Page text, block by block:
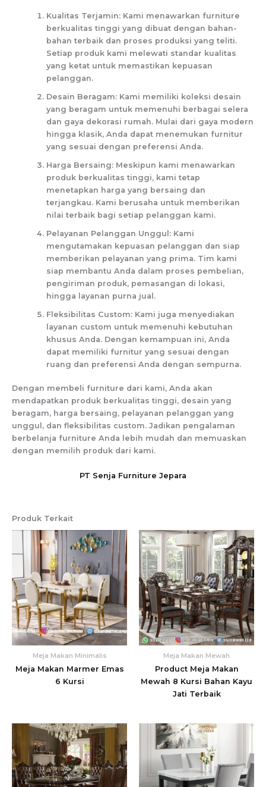
Kualitas Terjamin: Kami menawarkan furniture
berkualitas tinggi yang dibuat dengan bahan-
bahan terbaik dan proses produksi yang teliti.
Setiap produk kami melewati standar kualitas
yang ketat untuk memastikan kepuasan
pelanggan.
Desain Beragam: Kami memiliki koleksi desain
yang beragam untuk memenuhi berbagai selera
dan gaya dekorasi rumah. Mulai dari gaya modern
hingga klasik, Anda dapat menemukan furnitur
yang sesuai dengan preferensi Anda.
Harga Bersaing: Meskipun kami menawarkan
produk berkualitas tinggi, kami tetap
menetapkan harga yang bersaing dan
terjangkau. Kami berusaha untuk memberikan
nilai terbaik bagi setiap pelanggan kami.
Pelayanan Pelanggan Unggul: Kami
mengutamakan kepuasan pelanggan dan siap
memberikan pelayanan yang prima. Tim kami
siap membantu Anda dalam proses pembelian,
pengiriman produk, pemasangan di lokasi,
hingga layanan purna jual.
Fleksibilitas Custom: Kami juga menyediakan
layanan custom untuk memenuhi kebutuhan
khusus Anda. Dengan kemampuan ini, Anda
dapat memiliki furnitur yang sesuai dengan
ruang dan preferensi Anda dengan sempurna.
Dengan membeli furniture dari kami, Anda akan
mendapatkan produk berkualitas tinggi, desain yang
beragam, harga bersaing, pelayanan pelanggan yang
unggul, dan fleksibilitas custom. Jadikan pengalaman
berbelanja furniture Anda lebih mudah dan memuaskan
dengan memilih produk dari kami.
PT Senja Furniture Jepara
Produk Terkait
Meja Makan Minimalis
Meja Makan Marmer Emas
6 Kursi
Meja Makan Mewah
Product Meja Makan
Mewah 8 Kursi Bahan Kayu
Jati Terbaik